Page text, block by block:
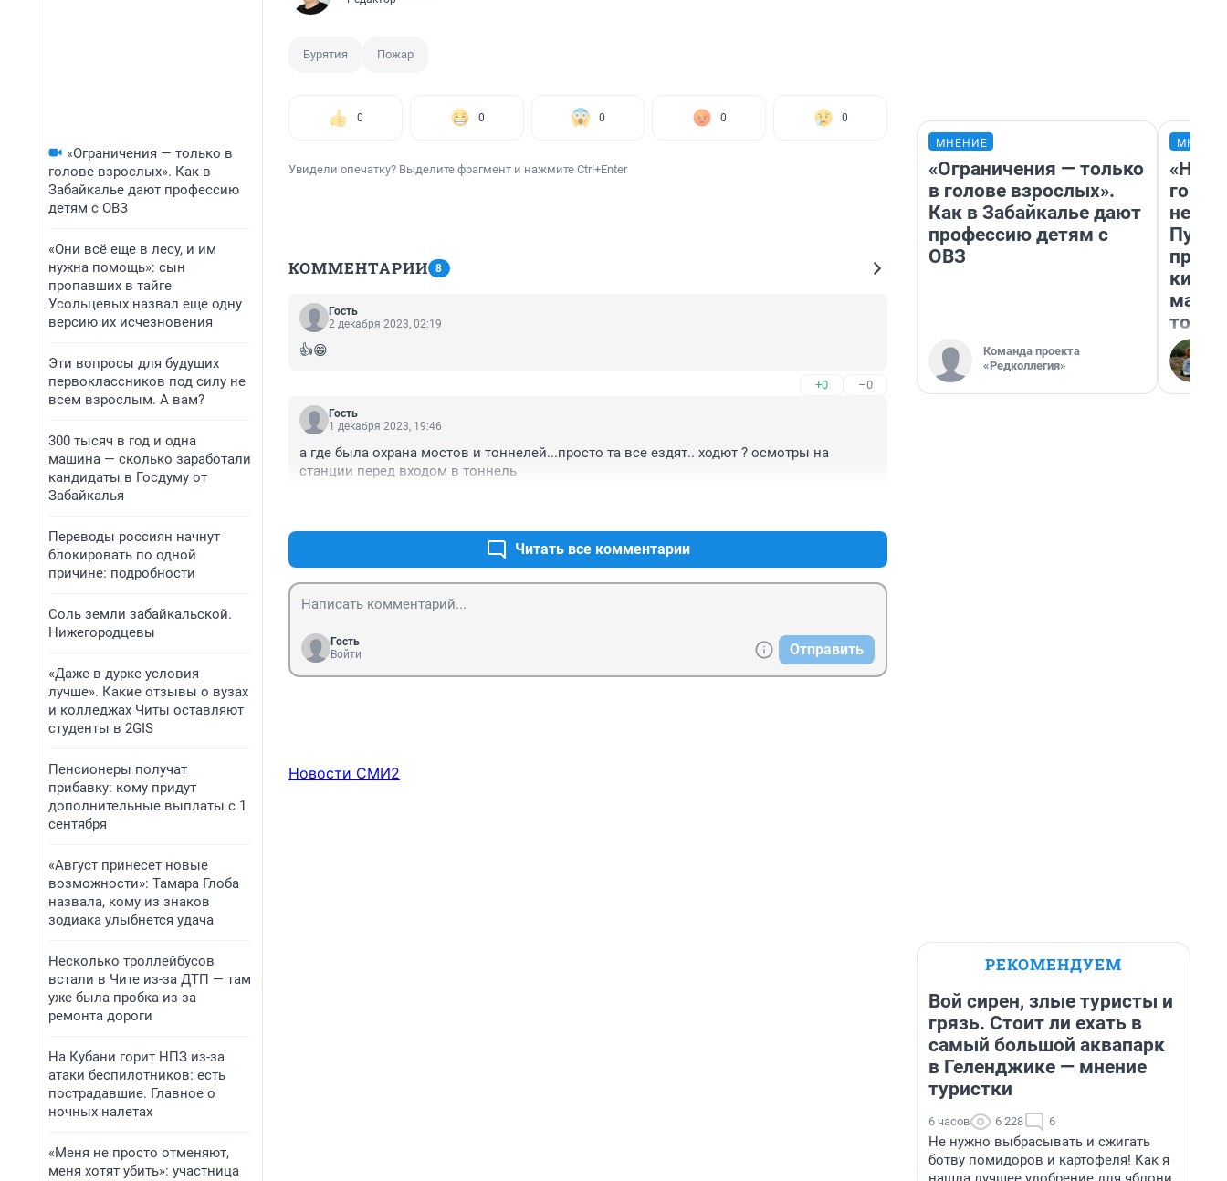
«Ограничения — только в
голове взрослых». Как в
Забайкалье дают профессию
детям с ОВЗ
«Они всё еще в лесу, и им
нужна помощь»: сын
пропавших в тайге
Усольцевых назвал еще одну
версию их исчезновения
Эти вопросы для будущих
первоклассников под силу не
всем взрослым. А вам?
300 тысяч в год и одна
машина — сколько заработали
кандидаты в Госдуму от
Забайкалья
Переводы россиян начнут
блокировать по одной
причине: подробности
Соль земли забайкальской.
Нижегородцевы
«Даже в дурке условия
лучше». Какие отзывы о вузах
и колледжах Читы оставляют
студенты в 2GIS
Пенсионеры получат
прибавку: кому придут
дополнительные выплаты с 1
сентября
«Август принесет новые
возможности»: Тамара Глоба
назвала, кому из знаков
зодиака улыбнется удача
Несколько троллейбусов
встали в Чите из-за ДТП — там
уже была пробка из-за
ремонта дороги
На Кубани горит НПЗ из-за
атаки беспилотников: есть
пострадавшие. Главное о
ночных налетах
«Меня не просто отменяют,
меня хотят убить»: участница
Бурятия Пожар
0 0 0 0 0
Увидели опечатку? Выделите фрагмент и нажмите Ctrl+Enter
КОММЕНТАРИИ 8
Гость
2 декабря 2023, 02:19
👍😁
+0 –0
Гость
1 декабря 2023, 19:46
а где была охрана мостов и тоннелей...просто та все ездят.. ходют ? осмотры на
станции перед входом в тоннель
Читать все комментарии
Гость
Войти
Отправить
Новости СМИ2
МНЕНИЕ
«Ограничения — только
в голове взрослых».
Как в Забайкалье дают
профессию детям с
ОВЗ
Команда проекта
«Редколлегия»
«Нет
того
РЕКОМЕНДУЕМ
Вой сирен, злые туристы и
грязь. Стоит ли ехать в
самый большой аквапарк
в Геленджике — мнение
туристки
6 часов 6 228 6
Не нужно выбрасывать и сжигать
ботву помидоров и картофеля! Как я